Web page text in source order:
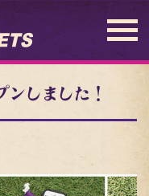
ンしました！